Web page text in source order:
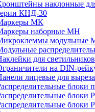
наклонные
КНД-30
МК
наборные МН
для
на DIN-
лицевые для
блоки
блоки
блоки